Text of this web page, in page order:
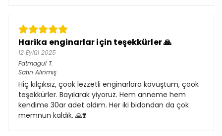
Harika enginarlar için teşekkürler 🙏
12 Eylül 2025
Fatmagul T.
Satın Alınmış
Hiç kılçıksız, çook lezzetli enginarlara kavuştum, çook
teşekkürler. Bayılarak yiyoruz. Hem anneme hem
kendime 30ar adet aldım. Her iki bidondan da çok
memnun kaldık. 🙏❣️